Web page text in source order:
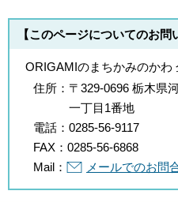
【このページについてのお問
ORIGAMIのまちかみのかわ
住所： 〒329-0696 栃木県
一丁目1番地
電話： 0285-56-9117
FAX： 0285-56-6868
Mail：
メールでのお問